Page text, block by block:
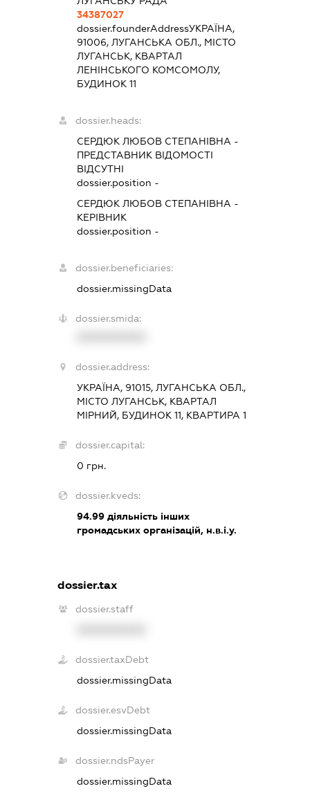
34387027
dossier.founderAddressУКРАЇНА,
91006, ЛУГАНСЬКА ОБЛ., МІСТО
ЛУГАНСЬК, КВАРТАЛ
ЛЕНІНСЬКОГО КОМСОМОЛУ,
БУДИНОК 11
dossier.heads:
СЕРДЮК ЛЮБОВ СТЕПАНІВНА -
ПРЕДСТАВНИК ВІДОМОСТІ
ВІДСУТНІ
dossier.position -
СЕРДЮК ЛЮБОВ СТЕПАНІВНА -
КЕРІВНИК
dossier.position -
dossier.beneficiaries:
dossier.missingData
dossier.smida:
dossier.address:
УКРАЇНА, 91015, ЛУГАНСЬКА ОБЛ.,
МІСТО ЛУГАНСЬК, КВАРТАЛ
МІРНИЙ, БУДИНОК 11, КВАРТИРА 1
dossier.capital:
0 грн.
dossier.kveds:
94.99 діяльність інших
громадських організацій, н.в.і.у.
dossier.tax
dossier.staff
dossier.taxDebt
dossier.missingData
dossier.esvDebt
dossier.missingData
dossier.ndsPayer
dossier.missingData